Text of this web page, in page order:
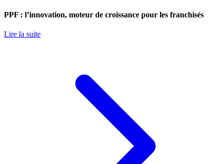
PPF : l’innovation, moteur de croissance pour les franchisés
Lire la suite